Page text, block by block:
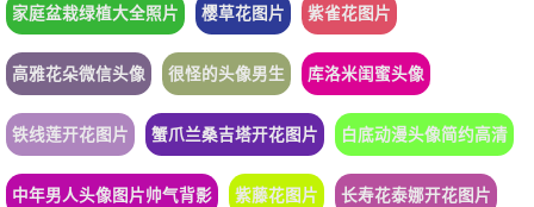
家庭盆栽绿植大全照片 樱草花图片 紫雀花图片
高雅花朵微信头像 很怪的头像男生 库洛米闺蜜头像
铁线莲开花图片 蟹爪兰桑吉塔开花图片 白底动漫头像简约高清
中年男人头像图片帅气背影 紫藤花图片 长寿花泰娜开花图片